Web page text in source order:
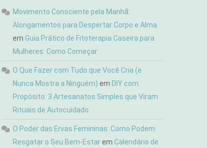
Movimento Consciente pela Manhã:
Alongamentos para Despertar Corpo e Alma
emGuia Prático de Fitoterapia Caseira para
Mulheres: Como Começar
O Que Fazer com Tudo que Você Cria (e
Nunca Mostra a Ninguém) em DIY com
Propósito: 3 Artesanatos Simples que Viram
Rituais de Autocuidado
O Poder das Ervas Femininas: Como Podem
Resgatar o Seu Bem-EstaremCalendário de